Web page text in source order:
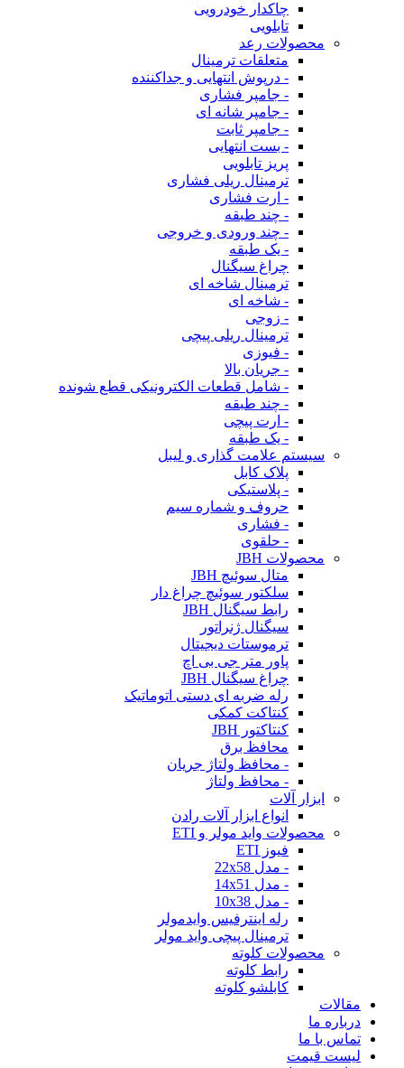
چاکدار خودرویی
تابلویی
محصولات رعد
متعلقات ترمینال
- درپوش انتهایی و جداکننده
- جامپر فشاری
- جامپر شانه ای
- جامپر ثابت
- بست انتهایی
پریز تابلویی
ترمینال ریلی فشاری
- ارت فشاری
- چند طبقه
- چند ورودی و خروجی
- یک طبقه
چراغ سیگنال
ترمینال شاخه ای
- شاخه ای
- زوجی
ترمینال ریلی پیچی
- فیوزی
- جریان بالا
- شامل قطعات الکترونیکی قطع شونده
- چند طبقه
- ارت پیچی
- یک طبقه
سیستم علامت گذاری و لیبل
پلاک کابل
- پلاستیکی
حروف و شماره سیم
- فشاری
- حلقوی
محصولات JBH
متال سوئیچ JBH
سلکتور سوئیچ چراغ دار
رابط سیگنال JBH
سیگنال ژنراتور
ترموستات دیجیتال
پاور متر جی بی اچ
چراغ سیگنال JBH
رله ضربه ای دستی اتوماتیک
کنتاکت کمکی
کنتاکتور JBH
محافظ برق
- محافظ ولتاژ جریان
- محافظ ولتاژ
ابزار آلات
انواع ابزار آلات رادن
محصولات واید مولر و ETI
فیوز ETI
- مدل 22x58
- مدل 14x51
- مدل 10x38
رله اینترفیس وایدمولر
ترمینال پیچی واید مولر
محصولات کلوته
رابط کلوته
کابلشو کلوته
مقالات
درباره ما
تماس با ما
لیست قیمت